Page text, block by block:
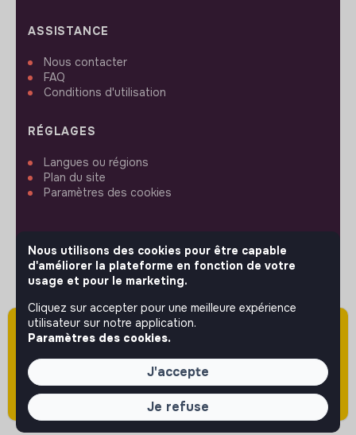
Attention cette annonce a été publiée il y a
plus de 60 jours (le 18/05/2026) et est sans
doute expirée ou non mise à jour.
ASSISTANCE
Nous contacter
FAQ
Conditions d'utilisation
RÉGLAGES
Langues ou régions
Plan du site
Paramètres des cookies
SUIVEZ-NOUS
© 2026 jobs that makesense.
Nous utilisons des cookies pour être capable
d'améliorer la plateforme en fonction de votre
usage et pour le marketing.
Cliquez sur accepter pour une meilleure expérience
utilisateur sur notre application.
Paramètres des cookies.
J'accepte
Je refuse